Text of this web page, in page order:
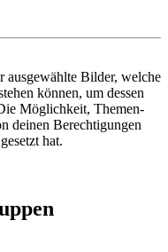
ausgewählte Bilder, welche
können, um dessen
Möglichkeit, Themen-
deinen Berechtigungen
hat.